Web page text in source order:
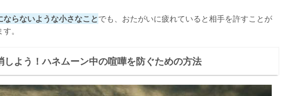
ならないような小さなことでも、おたがいに疲れていると相手を許すことが
。
しよう！ハネムーン中の喧嘩を防ぐための方法